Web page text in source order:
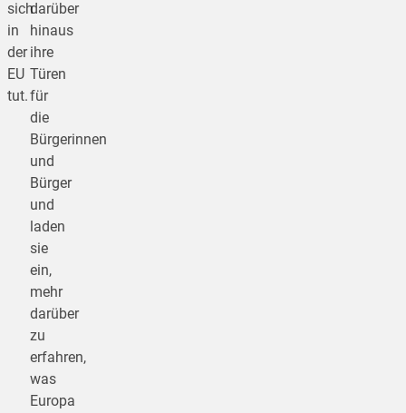
sich
in
der
EU
tut.
darüber
hinaus
ihre
Türen
für
die
Bürgerinnen
und
Bürger
und
laden
sie
ein,
mehr
darüber
zu
erfahren,
was
Europa